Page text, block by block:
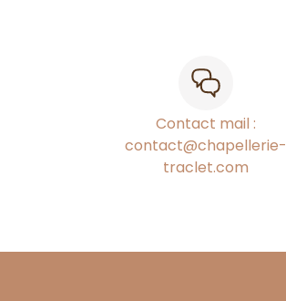
Contact mail :
contact@chapellerie-
traclet.com